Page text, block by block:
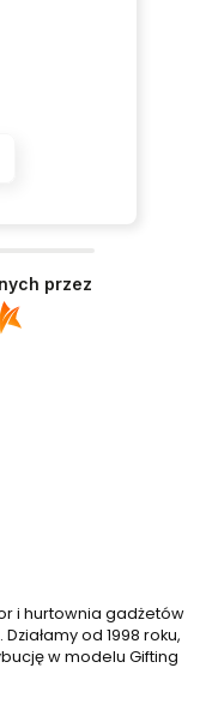
przez
i hurtownia gadżetów
od 1998 roku,
w modelu Gifting